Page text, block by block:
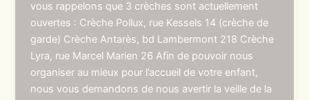
vous rappelons que 3 crèches sont actuellement
ouvertes : Crèche Pollux, rue Kessels 14 (crèche de
garde) Crèche Antarès, bd Lambermont 218 Crèche
Lyra, rue Marcel Marien 26 Afin de pouvoir nous
organiser au mieux pour l’accueil de votre enfant,
nous vous demandons de nous avertir la veille de la